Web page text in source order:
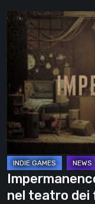
Impermanence:
costruire
santuario
nel
teatro
dei
fantasmi
nel teatro dei